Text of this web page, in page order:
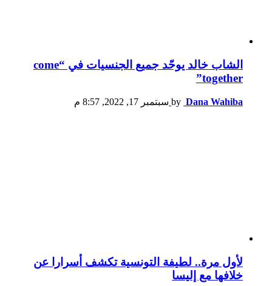
الشاب خالد يوحّد جميع الجنسيات في “come
together”
by Dana Wahiba سبتمبر 17, 2022, 8:57 م
لأول مرة.. لطيفة التونسية تكشف أسرارا عن
خلافها مع إليسا